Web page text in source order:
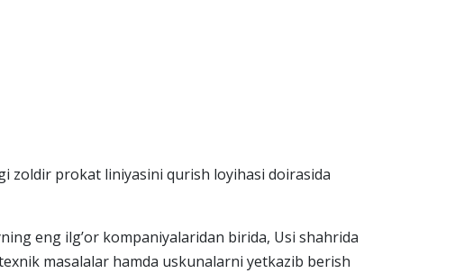
zoldir prokat liniyasini qurish loyihasi doirasida
eng ilg’or kompaniyalaridan birida, Usi shahrida
masalalar hamda uskunalarni yetkazib berish